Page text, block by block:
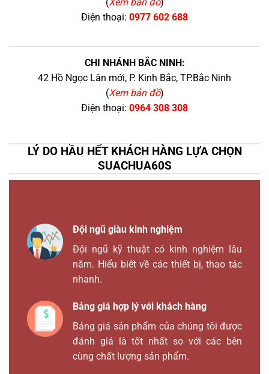
Điện thoại: 0977 602 688
CHI NHÁNH BẮC NINH:
42 Hồ Ngọc Lân mới, P. Kinh Bắc, TP.Bắc Ninh
(Xem bản đồ)
Điện thoại: 0964 308 308
LÝ DO HẦU HẾT KHÁCH HÀNG LỰA CHỌN
SUACHUA60S
Đội ngũ giàu kinh nghiệm
Đội ngũ kỹ thuật có kinh nghiệm lâu
năm. Hiểu biết về các thiết bị, thao tác
nhanh.
Bảng giá hợp lý với khách hàng
Bảng giá sản phẩm của chúng tôi được
đánh giá là tốt nhất so với các bên
cùng chất lượng sản phẩm.